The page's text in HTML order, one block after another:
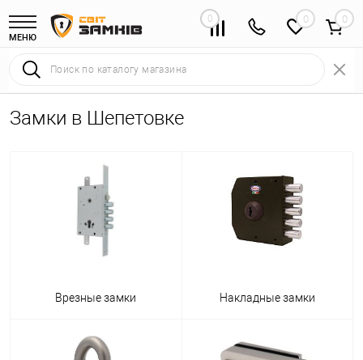
МЕНЮ
0 0
Замки в Шепетовке
Врезные замки Накладные замки